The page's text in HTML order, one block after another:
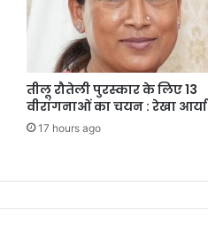
तीलू रौतेली पुरस्कार के लिए 13
वीरांगनाओं का चयन : रेखा आर्या
17 hours ago